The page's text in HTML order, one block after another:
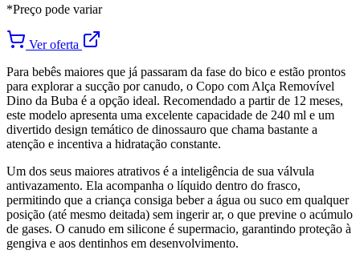
*Preço pode variar
Ver oferta
Para bebês maiores que já passaram da fase do bico e estão prontos
para explorar a sucção por canudo, o Copo com Alça Removível
Dino da Buba é a opção ideal. Recomendado a partir de 12 meses,
este modelo apresenta uma excelente capacidade de 240 ml e um
divertido design temático de dinossauro que chama bastante a
atenção e incentiva a hidratação constante.
Um dos seus maiores atrativos é a inteligência de sua válvula
antivazamento. Ela acompanha o líquido dentro do frasco,
permitindo que a criança consiga beber a água ou suco em qualquer
posição (até mesmo deitada) sem ingerir ar, o que previne o acúmulo
de gases. O canudo em silicone é supermacio, garantindo proteção à
gengiva e aos dentinhos em desenvolvimento.